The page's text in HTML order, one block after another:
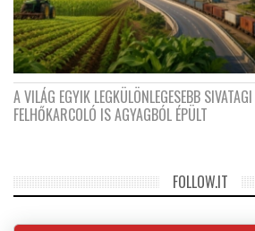
A VILÁG EGYIK LEGKÜLÖNLEGESEBB
FELHŐKARCOLÓ IS AGYAGBÓL ÉPÜLT
FOLLOW.IT